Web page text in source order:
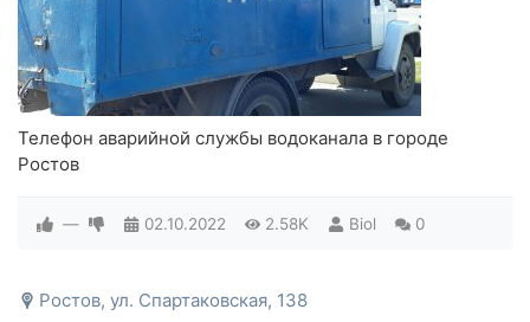
Телефон аварийной службы водоканала в городе
Ростов
— 02.10.2022 2.58K Biol 0
Ростов, ул. Спартаковская, 138